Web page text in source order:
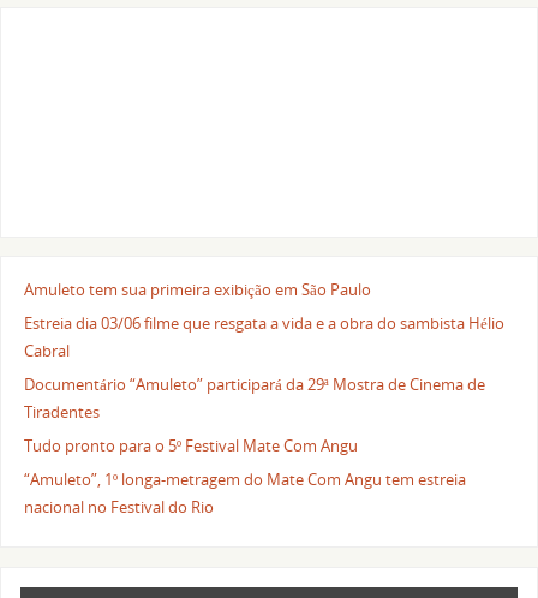
Amuleto tem sua primeira exibição em São Paulo
Estreia dia 03/06 filme que resgata a vida e a obra do sambista Hélio
Cabral
Documentário “Amuleto” participará da 29ª Mostra de Cinema de
Tiradentes
Tudo pronto para o 5º Festival Mate Com Angu
“Amuleto”, 1º longa-metragem do Mate Com Angu tem estreia
nacional no Festival do Rio